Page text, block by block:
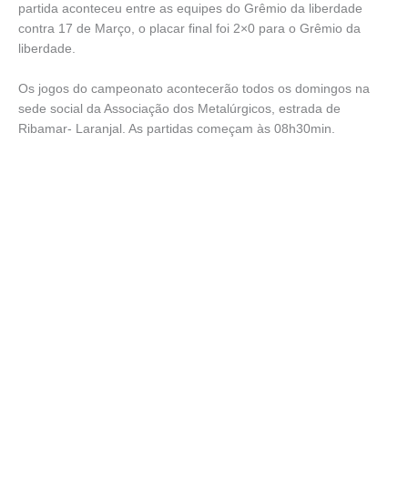
partida aconteceu entre as equipes do Grêmio da liberdade
contra 17 de Março, o placar final foi 2×0 para o Grêmio da
liberdade.
Os jogos do campeonato acontecerão todos os domingos na
sede social da Associação dos Metalúrgicos, estrada de
Ribamar- Laranjal. As partidas começam às 08h30min.